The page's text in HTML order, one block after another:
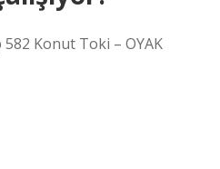
Konut Toki – OYAK